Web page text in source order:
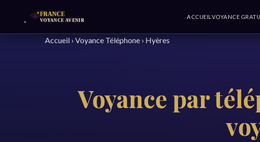
ACCUEIL VOYANCE
Accueil › Voyance Téléphone › Hyères
Voyance par